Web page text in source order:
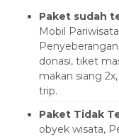
Paket sudah
Mobil
donasi, tiket
makan siang
trip.
Paket Tidak
obyek wisata,